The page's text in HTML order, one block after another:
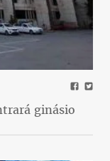
ginásio